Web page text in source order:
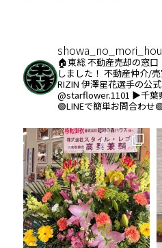
🏠東総 不動産売却の窓
しました！ 不動産仲介/
RIZIN 伊澤星花選手の公
@starflower.1101 ▶︎千葉
🟢LINEで簡単お問合わせ